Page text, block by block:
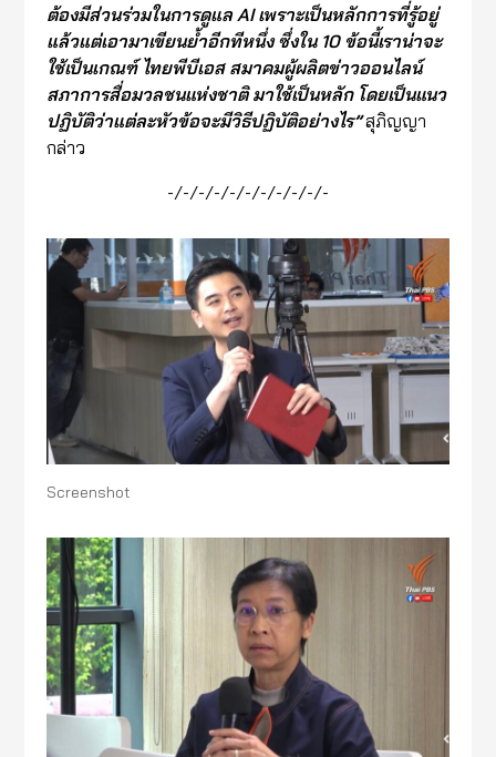
ต้องมีส่วนร่วมในการดูแล AIเพราะเป็นหลักการที่รู้อยู่
แล้วแต่เอามาเขียนย้ำอีกทีหนึ่ง ซึ่งใน 10 ข้อนี้เราน่าจะ
ใช้เป็นเกณฑ์ ไทยพีบีเอส สมาคมผู้ผลิตข่าวออนไลน์
สภาการสื่อมวลชนแห่งชาติ มาใช้เป็นหลัก โดยเป็นแนว
ปฏิบัติว่าแต่ละหัวข้อจะมีวิธีปฏิบัติอย่างไร”สุภิญญา
กล่าว
-/-/-/-/-/-/-/-/-/-/-
Screenshot